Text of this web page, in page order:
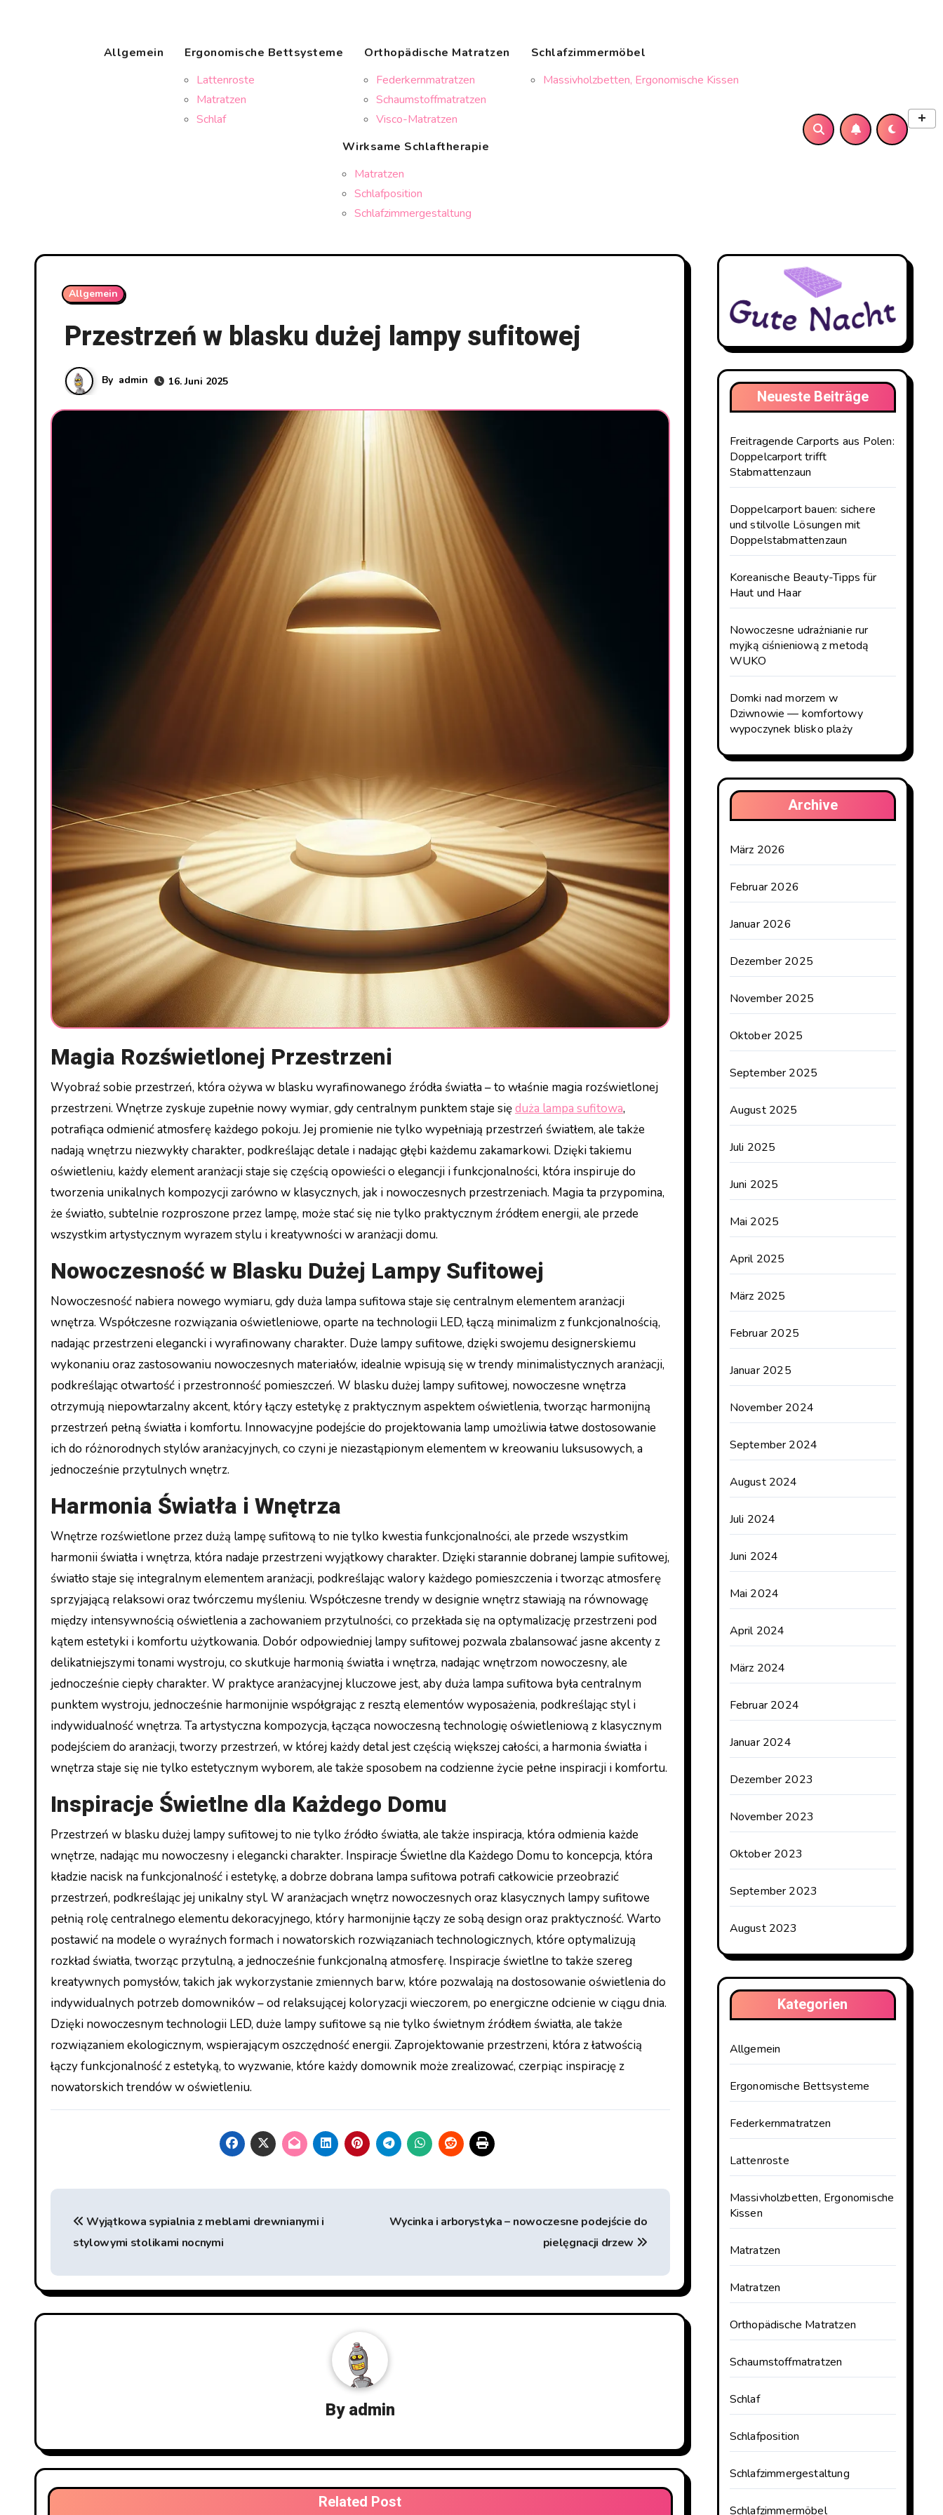
Allgemein
Ergonomische Bettsysteme
Lattenroste
Matratzen
Schlaf
Orthopädische Matratzen
Federkernmatratzen
Schaumstoffmatratzen
Visco-Matratzen
Schlafzimmermöbel
Massivholzbetten, Ergonomische Kissen
Wirksame Schlaftherapie
Matratzen
Schlafposition
Schlafzimmergestaltung
Allgemein
Przestrzeń w blasku dużej lampy sufitowej
By admin 16. Juni 2025
Magia Rozświetlonej Przestrzeni
Wyobraź sobie przestrzeń, która ożywa w blasku wyrafinowanego źródła światła – to właśnie magia rozświetlonej
przestrzeni. Wnętrze zyskuje zupełnie nowy wymiar, gdy centralnym punktem staje sięduża lampa sufitowa,
potrafiąca odmienić atmosferę każdego pokoju. Jej promienie nie tylko wypełniają przestrzeń światłem, ale także
nadają wnętrzu niezwykły charakter, podkreślając detale i nadając głębi każdemu zakamarkowi. Dzięki takiemu
oświetleniu, każdy element aranżacji staje się częścią opowieści o elegancji i funkcjonalności, która inspiruje do
tworzenia unikalnych kompozycji zarówno w klasycznych, jak i nowoczesnych przestrzeniach. Magia ta przypomina,
że światło, subtelnie rozproszone przez lampę, może stać się nie tylko praktycznym źródłem energii, ale przede
wszystkim artystycznym wyrazem stylu i kreatywności w aranżacji domu.
Nowoczesność w Blasku Dużej Lampy Sufitowej
Nowoczesność nabiera nowego wymiaru, gdy duża lampa sufitowa staje się centralnym elementem aranżacji
wnętrza. Współczesne rozwiązania oświetleniowe, oparte na technologii LED, łączą minimalizm z funkcjonalnością,
nadając przestrzeni elegancki i wyrafinowany charakter. Duże lampy sufitowe, dzięki swojemu designerskiemu
wykonaniu oraz zastosowaniu nowoczesnych materiałów, idealnie wpisują się w trendy minimalistycznych aranżacji,
podkreślając otwartość i przestronność pomieszczeń. W blasku dużej lampy sufitowej, nowoczesne wnętrza
otrzymują niepowtarzalny akcent, który łączy estetykę z praktycznym aspektem oświetlenia, tworząc harmonijną
przestrzeń pełną światła i komfortu. Innowacyjne podejście do projektowania lamp umożliwia łatwe dostosowanie
ich do różnorodnych stylów aranżacyjnych, co czyni je niezastąpionym elementem w kreowaniu luksusowych, a
jednocześnie przytulnych wnętrz.
Harmonia Światła i Wnętrza
Wnętrze rozświetlone przez dużą lampę sufitową to nie tylko kwestia funkcjonalności, ale przede wszystkim
harmonii światła i wnętrza, która nadaje przestrzeni wyjątkowy charakter. Dzięki starannie dobranej lampie sufitowej,
światło staje się integralnym elementem aranżacji, podkreślając walory każdego pomieszczenia i tworząc atmosferę
sprzyjającą relaksowi oraz twórczemu myśleniu. Współczesne trendy w designie wnętrz stawiają na równowagę
między intensywnością oświetlenia a zachowaniem przytulności, co przekłada się na optymalizację przestrzeni pod
kątem estetyki i komfortu użytkowania. Dobór odpowiedniej lampy sufitowej pozwala zbalansować jasne akcenty z
delikatniejszymi tonami wystroju, co skutkuje harmonią światła i wnętrza, nadając wnętrzom nowoczesny, ale
jednocześnie ciepły charakter. W praktyce aranżacyjnej kluczowe jest, aby duża lampa sufitowa była centralnym
punktem wystroju, jednocześnie harmonijnie współgrając z resztą elementów wyposażenia, podkreślając styl i
indywidualność wnętrza. Ta artystyczna kompozycja, łącząca nowoczesną technologię oświetleniową z klasycznym
podejściem do aranżacji, tworzy przestrzeń, w której każdy detal jest częścią większej całości, a harmonia światła i
wnętrza staje się nie tylko estetycznym wyborem, ale także sposobem na codzienne życie pełne inspiracji i komfortu.
Inspiracje Świetlne dla Każdego Domu
Przestrzeń w blasku dużej lampy sufitowej to nie tylko źródło światła, ale także inspiracja, która odmienia każde
wnętrze, nadając mu nowoczesny i elegancki charakter. Inspiracje Świetlne dla Każdego Domu to koncepcja, która
kładzie nacisk na funkcjonalność i estetykę, a dobrze dobrana lampa sufitowa potrafi całkowicie przeobrazić
przestrzeń, podkreślając jej unikalny styl. W aranżacjach wnętrz nowoczesnych oraz klasycznych lampy sufitowe
pełnią rolę centralnego elementu dekoracyjnego, który harmonijnie łączy ze sobą design oraz praktyczność. Warto
postawić na modele o wyraźnych formach i nowatorskich rozwiązaniach technologicznych, które optymalizują
rozkład światła, tworząc przytulną, a jednocześnie funkcjonalną atmosferę. Inspiracje świetlne to także szereg
kreatywnych pomysłów, takich jak wykorzystanie zmiennych barw, które pozwalają na dostosowanie oświetlenia do
indywidualnych potrzeb domowników – od relaksującej koloryzacji wieczorem, po energiczne odcienie w ciągu dnia.
Dzięki nowoczesnym technologii LED, duże lampy sufitowe są nie tylko świetnym źródłem światła, ale także
rozwiązaniem ekologicznym, wspierającym oszczędność energii. Zaprojektowanie przestrzeni, która z łatwością
łączy funkcjonalność z estetyką, to wyzwanie, które każdy domownik może zrealizować, czerpiąc inspirację z
nowatorskich trendów w oświetleniu.
Beitragsnavigation
Wyjątkowa sypialnia z meblami drewnianymi i
stylowymi stolikami nocnymi
Wycinka i arborystyka – nowoczesne podejście do
pielęgnacji drzew
Byadmin
Related Post
Neueste Beiträge
Freitragende Carports aus Polen:
Doppelcarport trifft
Stabmattenzaun
Doppelcarport bauen: sichere
und stilvolle Lösungen mit
Doppelstabmattenzaun
Koreanische Beauty-Tipps für
Haut und Haar
Nowoczesne udrażnianie rur
myjką ciśnieniową z metodą
WUKO
Domki nad morzem w
Dziwnowie — komfortowy
wypoczynek blisko plaży
Archive
März 2026
Februar 2026
Januar 2026
Dezember 2025
November 2025
Oktober 2025
September 2025
August 2025
Juli 2025
Juni 2025
Mai 2025
April 2025
März 2025
Februar 2025
Januar 2025
November 2024
September 2024
August 2024
Juli 2024
Juni 2024
Mai 2024
April 2024
März 2024
Februar 2024
Januar 2024
Dezember 2023
November 2023
Oktober 2023
September 2023
August 2023
Kategorien
Allgemein
Ergonomische Bettsysteme
Federkernmatratzen
Lattenroste
Massivholzbetten, Ergonomische
Kissen
Matratzen
Matratzen
Orthopädische Matratzen
Schaumstoffmatratzen
Schlaf
Schlafposition
Schlafzimmergestaltung
Schlafzimmermöbel